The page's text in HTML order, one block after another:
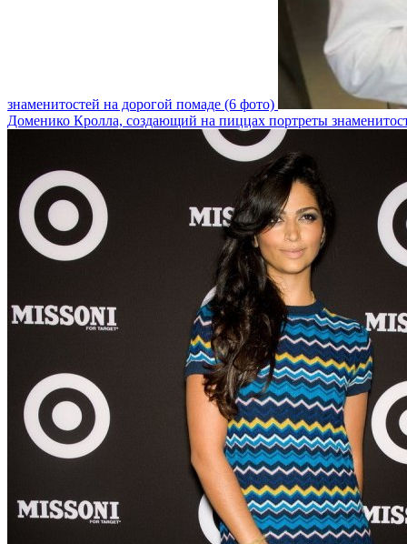
знаменитостей на дорогой помаде (6 фото)
Доменико Кролла, создающий на пиццах портреты